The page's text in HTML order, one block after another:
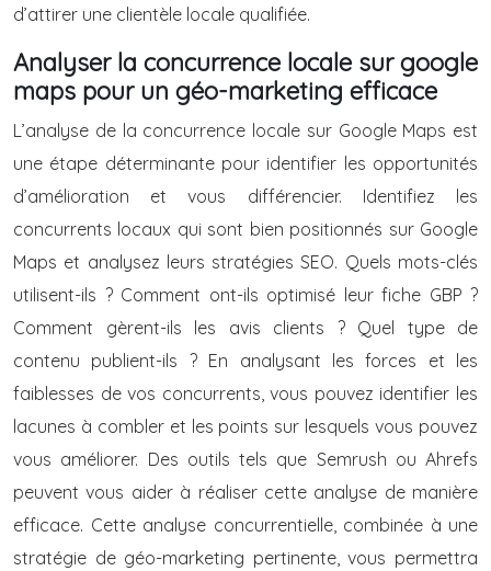
d’attirer une clientèle locale qualifiée.
Analyser la concurrence locale sur google
maps pour un géo-marketing efficace
L’analyse de la concurrence locale sur Google Maps est
une étape déterminante pour identifier les opportunités
d’amélioration et vous différencier. Identifiez les
concurrents locaux qui sont bien positionnés sur Google
Maps et analysez leurs stratégies SEO. Quels mots-clés
utilisent-ils ? Comment ont-ils optimisé leur fiche GBP ?
Comment gèrent-ils les avis clients ? Quel type de
contenu publient-ils ? En analysant les forces et les
faiblesses de vos concurrents, vous pouvez identifier les
lacunes à combler et les points sur lesquels vous pouvez
vous améliorer. Des outils tels que Semrush ou Ahrefs
peuvent vous aider à réaliser cette analyse de manière
efficace. Cette analyse concurrentielle, combinée à une
stratégie de géo-marketing pertinente, vous permettra